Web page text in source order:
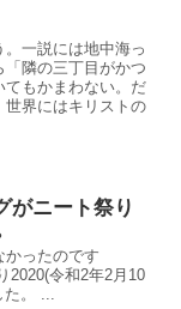
一説には地中海っ
隣の三丁目がかつ
てもかまわない。だ
世界にはキリストの
がニート祭り
かったのです
2020(令和2年2月10
。 ...